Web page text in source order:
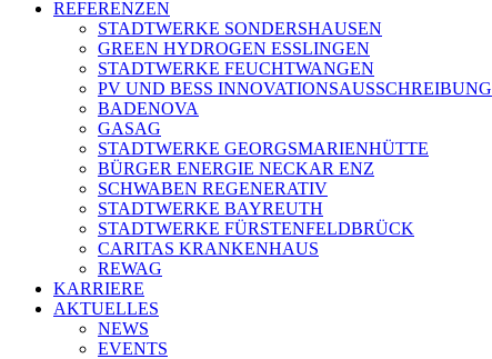
REFERENZEN
STADTWERKE SONDERSHAUSEN
GREEN HYDROGEN ESSLINGEN
STADTWERKE FEUCHTWANGEN
PV UND BESS INNOVATIONSAUSSCHREIBUNG
BADENOVA
GASAG
STADTWERKE GEORGSMARIENHÜTTE
BÜRGER ENERGIE NECKAR ENZ
SCHWABEN REGENERATIV
STADTWERKE BAYREUTH
STADTWERKE FÜRSTENFELDBRÜCK
CARITAS KRANKENHAUS
REWAG
KARRIERE
AKTUELLES
NEWS
EVENTS